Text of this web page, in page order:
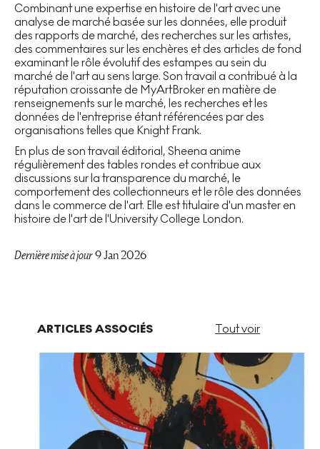
Combinant une expertise en histoire de l'art avec une
analyse de marché basée sur les données, elle produit
des rapports de marché, des recherches sur les artistes,
des commentaires sur les enchères et des articles de fond
examinant le rôle évolutif des estampes au sein du
marché de l'art au sens large. Son travail a contribué à la
réputation croissante de MyArtBroker en matière de
renseignements sur le marché, les recherches et les
données de l'entreprise étant référencées par des
organisations telles que Knight Frank.
En plus de son travail éditorial, Sheena anime
régulièrement des tables rondes et contribue aux
discussions sur la transparence du marché, le
comportement des collectionneurs et le rôle des données
dans le commerce de l'art. Elle est titulaire d'un master en
histoire de l'art de l'University College London.
Dernière mise à jour 9 Jan 2026
ARTICLES ASSOCIÉS Tout voir